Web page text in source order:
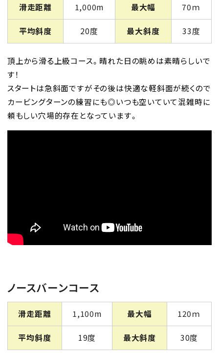
滑走距離 1,000m 最大幅 70ｍ
平均斜度 20度 最大斜度 33度
頂上から滑る上級コース。晴れた日の眺めは素晴らしいで
す！
スタートは急斜面ですがその後は快適な軽斜面が続くので
カービングターンの練習にも◎いつも空いていて混雑時に
頼もしい穴場的存在となっています。
ノースバーンコース
滑走距離 1,100m 最大幅 120ｍ
平均斜度 19度 最大斜度 30度